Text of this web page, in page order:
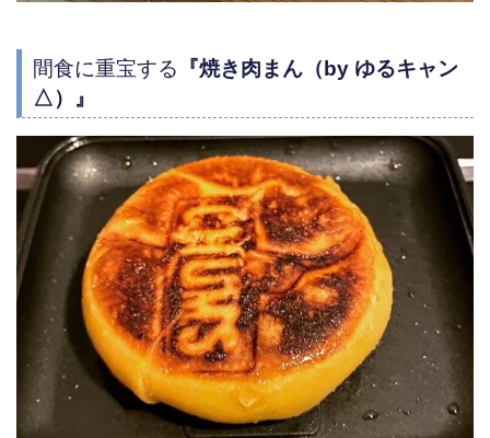
間食に重宝する 『焼き肉まん（by ゆるキャン
△）』